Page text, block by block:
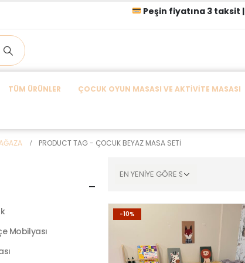
Peşin fiyatına 3 taksit |
TÜM ÜRÜNLER ÇOCUK OYUN MASASI VE AKTIVITE MASASI
PRODUCT TAG - ÇOCUK BEYAZ MASA SETI
-10%
Mobilyası